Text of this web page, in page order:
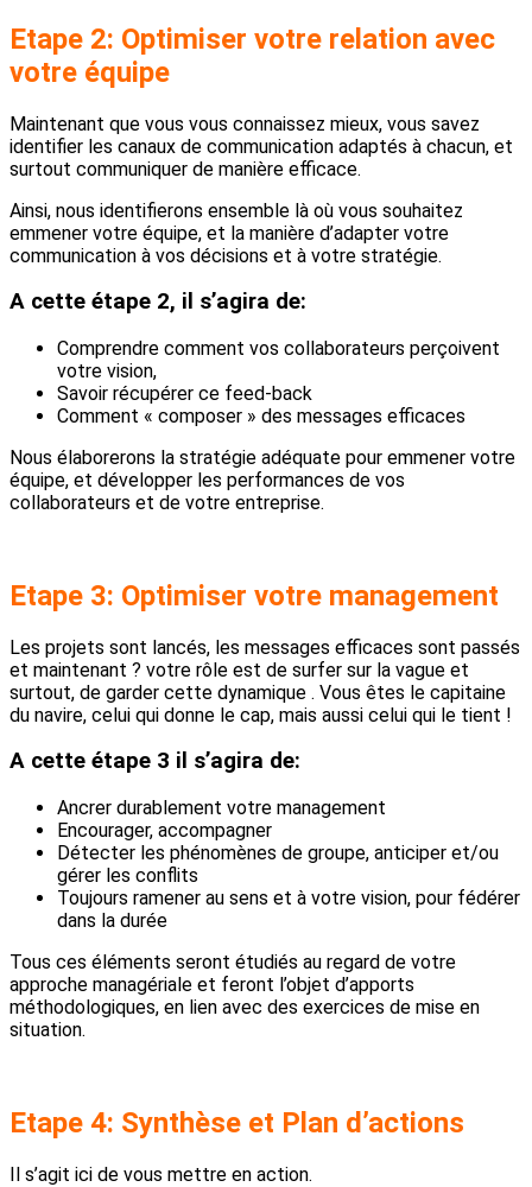
Etape 2: Optimiser votre relation avec
votre équipe
Maintenant que vous vous connaissez mieux, vous savez
identifier les canaux de communication adaptés à chacun, et
surtout communiquer de manière efficace.
Ainsi, nous identifierons ensemble là où vous souhaitez
emmener votre équipe, et la manière d’adapter votre
communication à vos décisions et à votre stratégie.
A cette étape 2, il s’agira de:
Comprendre comment vos collaborateurs perçoivent
votre vision,
Savoir récupérer ce feed-back
Comment « composer » des messages efficaces
Nous élaborerons la stratégie adéquate pour emmener votre
équipe, et développer les performances de vos
collaborateurs et de votre entreprise.
Etape 3: Optimiser votre management
Les projets sont lancés, les messages efficaces sont passés
et maintenant ? votre rôle est de surfer sur la vague et
surtout, de garder cette dynamique . Vous êtes le capitaine
du navire, celui qui donne le cap, mais aussi celui qui le tient !
A cette étape 3 il s’agira de:
Ancrer durablement votre management
Encourager, accompagner
Détecter les phénomènes de groupe, anticiper et/ou
gérer les conflits
Toujours ramener au sens et à votre vision, pour fédérer
dans la durée
Tous ces éléments seront étudiés au regard de votre
approche managériale et feront l’objet d’apports
méthodologiques, en lien avec des exercices de mise en
situation.
Etape 4: Synthèse et Plan d’actions
Il s’agit ici de vous mettre en action.